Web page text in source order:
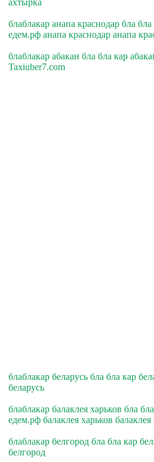
блаблакар анапа краснодар бла
едем.рф анапа краснодар анапа
блаблакар абакан бла бла кар
Taxiuber7.com
блаблакар беларусь бла бла кар
беларусь
блаблакар балаклея харьков бла
едем.рф балаклея харьков балаклея
блаблакар белгород бла бла кар
белгород